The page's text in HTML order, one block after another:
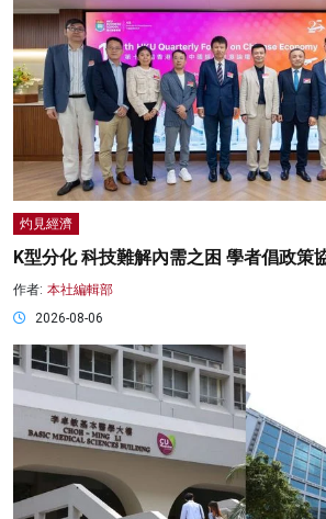
灼見經濟
K型分化 科技難解內需之困 學者倡政策
作者: 本社編輯部
2026-08-06